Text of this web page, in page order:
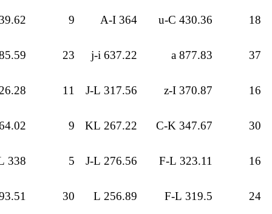
18
430.36 u-C
364 A-I
9
t-B
37
877.83 a
637.22 j-i
23
q-w
16
370.87 z-I
317.56 J-L
11
w-D
30
347.67 C-K
267.22 KL
9
A-I
16
323.11 F-L
276.56 J-L
5
338 D-L
24
319.5 F-L
256.89 L
30
x-G